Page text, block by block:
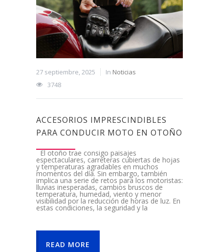
27 septiembre, 2025 In Noticias
3748
ACCESORIOS IMPRESCINDIBLES
PARA CONDUCIR MOTO EN OTOÑO
El otoño trae consigo paisajes
espectaculares, carreteras cubiertas de hojas
y temperaturas agradables en muchos
momentos del día. Sin embargo, también
implica una serie de retos para los motoristas:
lluvias inesperadas, cambios bruscos de
temperatura, humedad, viento y menor
visibilidad por la reducción de horas de luz. En
estas condiciones, la seguridad y la
READ MORE